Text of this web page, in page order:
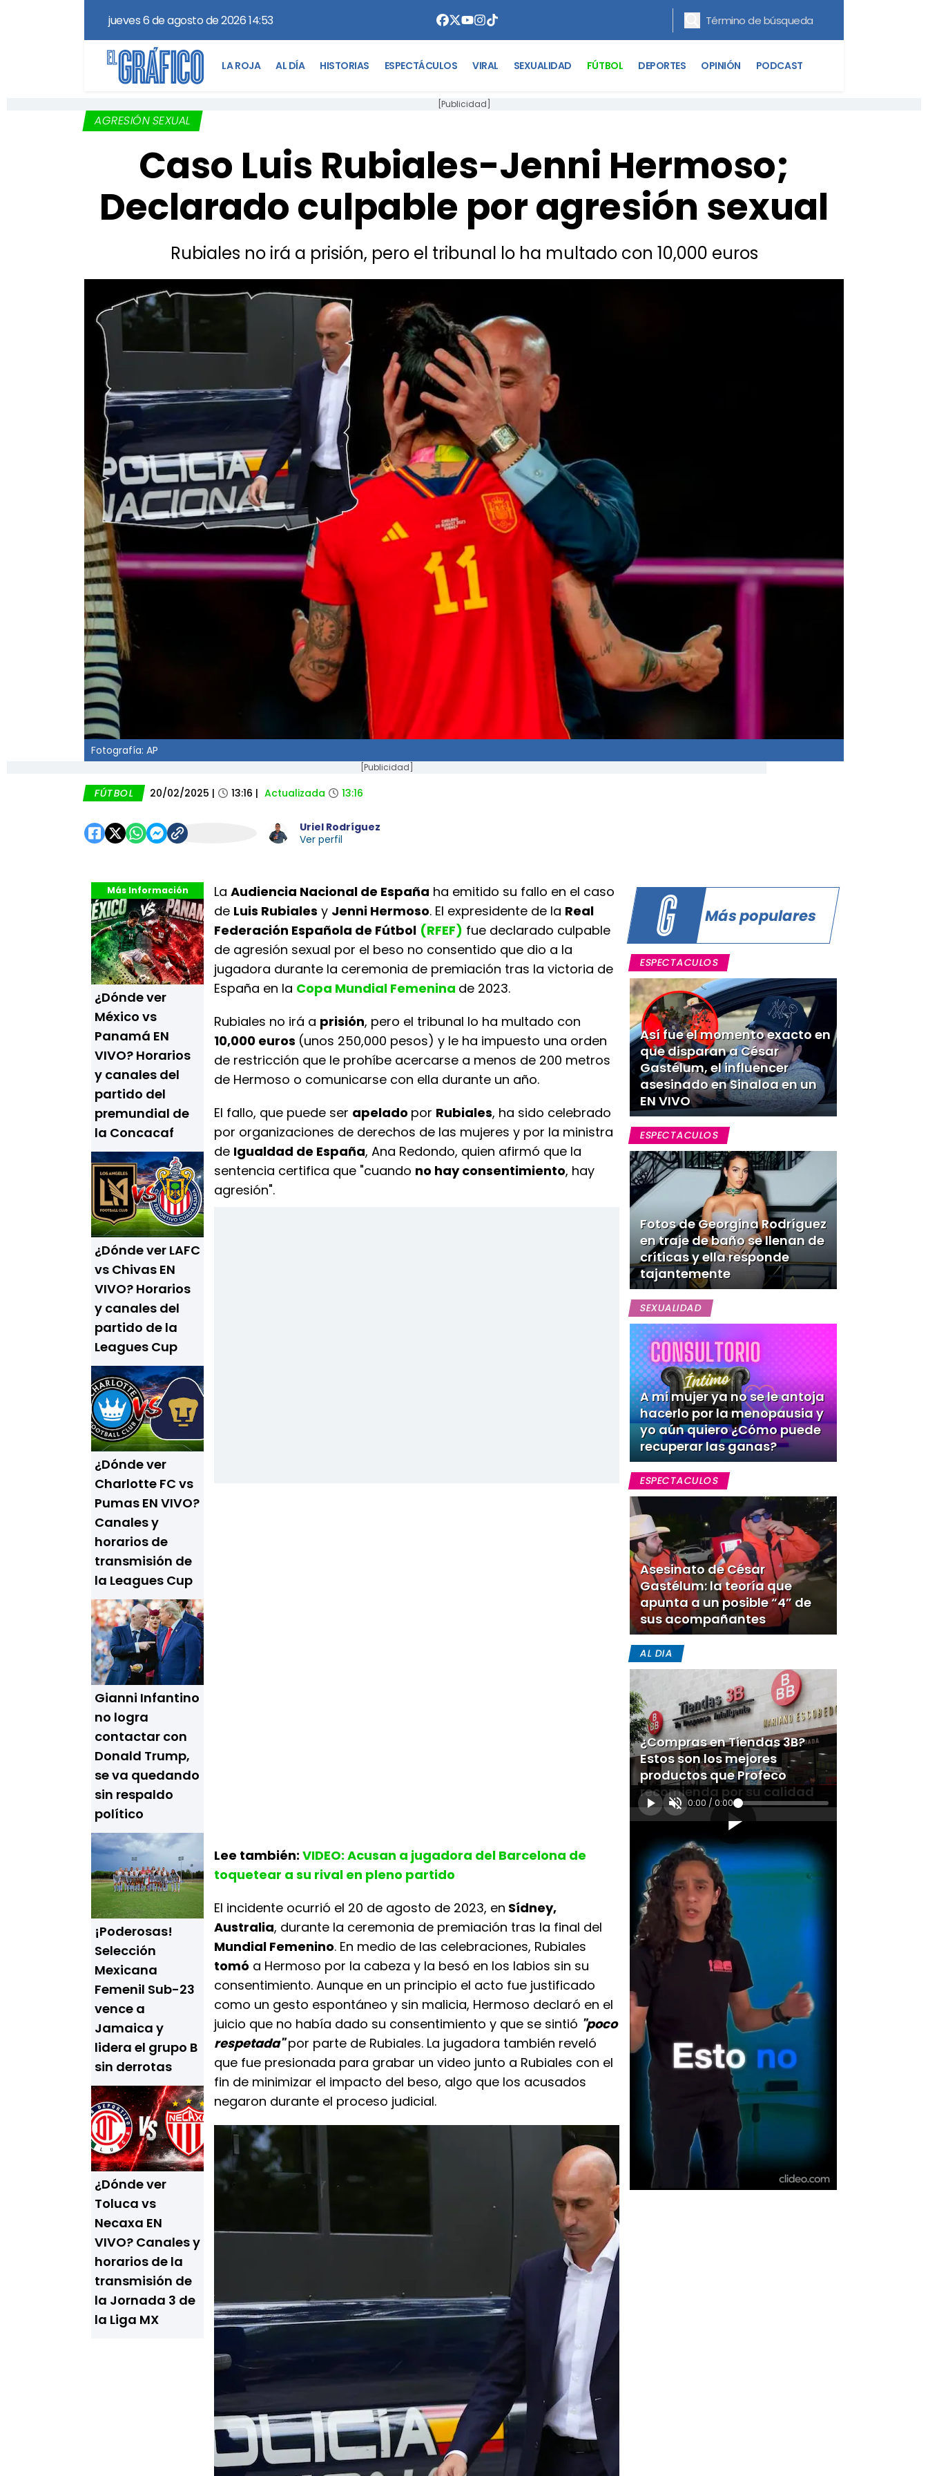
jueves 6 de agosto de 2026 14:53
LA ROJA AL DÍA HISTORIAS ESPECTÁCULOS VIRAL SEXUALIDAD FÚTBOL DEPORTES OPINIÓN PODCAST
[Publicidad]
AGRESIÓN SEXUAL
Caso Luis Rubiales-Jenni Hermoso;
Declarado culpable por agresión sexual
Rubiales no irá a prisión, pero el tribunal lo ha multado con 10,000 euros
Fotografía: AP
[Publicidad]
FÚTBOL 20/02/2025 | 13:16 | Actualizada 13:16
Uriel Rodríguez
Ver perfil
Más Información
¿Dónde ver
México vs
Panamá EN
VIVO? Horarios
y canales del
partido del
premundial de
la Concacaf
¿Dónde ver LAFC
vs Chivas EN
VIVO? Horarios
y canales del
partido de la
Leagues Cup
¿Dónde ver
Charlotte FC vs
Pumas EN VIVO?
Canales y
horarios de
transmisión de
la Leagues Cup
Gianni Infantino
no logra
contactar con
Donald Trump,
se va quedando
sin respaldo
político
¡Poderosas!
Selección
Mexicana
Femenil Sub-23
vence a
Jamaica y
lidera el grupo B
sin derrotas
¿Dónde ver
Toluca vs
Necaxa EN
VIVO? Canales y
horarios de la
transmisión de
la Jornada 3 de
la Liga MX
La Audiencia Nacional de España ha emitido su fallo en el caso
de Luis Rubiales y Jenni Hermoso. El expresidente de la Real
Federación Española de Fútbol (RFEF) fue declarado culpable
de agresión sexual por el beso no consentido que dio a la
jugadora durante la ceremonia de premiación tras la victoria de
España en la Copa Mundial Femenina de 2023.
Rubiales no irá a prisión, pero el tribunal lo ha multado con
10,000 euros (unos 250,000 pesos) y le ha impuesto una orden
de restricción que le prohíbe acercarse a menos de 200 metros
de Hermoso o comunicarse con ella durante un año.
El fallo, que puede ser apelado por Rubiales, ha sido celebrado
por organizaciones de derechos de las mujeres y por la ministra
de Igualdad de España, Ana Redondo, quien afirmó que la
sentencia certifica que "cuando no hay consentimiento, hay
agresión".
Lee también: VIDEO: Acusan a jugadora del Barcelona de
toquetear a su rival en pleno partido
El incidente ocurrió el 20 de agosto de 2023, en Sídney,
Australia, durante la ceremonia de premiación tras la final del
Mundial Femenino. En medio de las celebraciones, Rubiales
tomó a Hermoso por la cabeza y la besó en los labios sin su
consentimiento. Aunque en un principio el acto fue justificado
como un gesto espontáneo y sin malicia, Hermoso declaró en el
juicio que no había dado su consentimiento y que se sintió "poco
respetada"por parte de Rubiales. La jugadora también reveló
que fue presionada para grabar un video junto a Rubiales con el
fin de minimizar el impacto del beso, algo que los acusados
negaron durante el proceso judicial.
Más populares
ESPECTACULOS
Así fue el momento exacto en
que disparan a César
Gastélum, el influencer
asesinado en Sinaloa en un
EN VIVO
ESPECTACULOS
Fotos de Georgina Rodríguez
en traje de baño se llenan de
críticas y ella responde
tajantemente
SEXUALIDAD
A mi mujer ya no se le antoja
hacerlo por la menopausia y
yo aún quiero ¿Cómo puede
recuperar las ganas?
ESPECTACULOS
Asesinato de César
Gastélum: la teoría que
apunta a un posible “4” de
sus acompañantes
AL DIA
¿Compras en Tiendas 3B?
Estos son los mejores
productos que Profeco
recomienda por su calidad
0:00 / 0:00
[Publicidad]